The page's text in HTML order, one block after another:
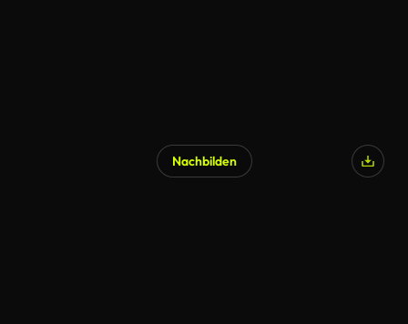
Nachbilden